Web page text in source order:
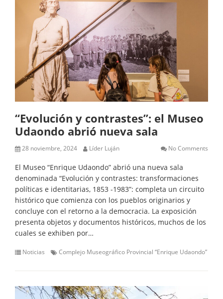
“Evolución y contrastes”: el Museo
Udaondo abrió nueva sala
28 noviembre, 2024 Líder Luján No Comments
El Museo “Enrique Udaondo” abrió una nueva sala
denominada “Evolución y contrastes: transformaciones
políticas e identitarias, 1853 -1983”: completa un circuito
histórico que comienza con los pueblos originarios y
concluye con el retorno a la democracia. La exposición
presenta objetos y documentos históricos, muchos de los
cuales se exhiben por…
Noticias Complejo Museográfico Provincial “Enrique Udaondo”